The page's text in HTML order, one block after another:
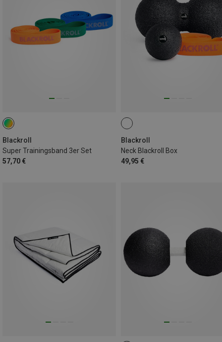
Blackroll
Super Trainingsband 3er Set
57,70 €
Blackroll
Neck Blackroll Box
49,95 €